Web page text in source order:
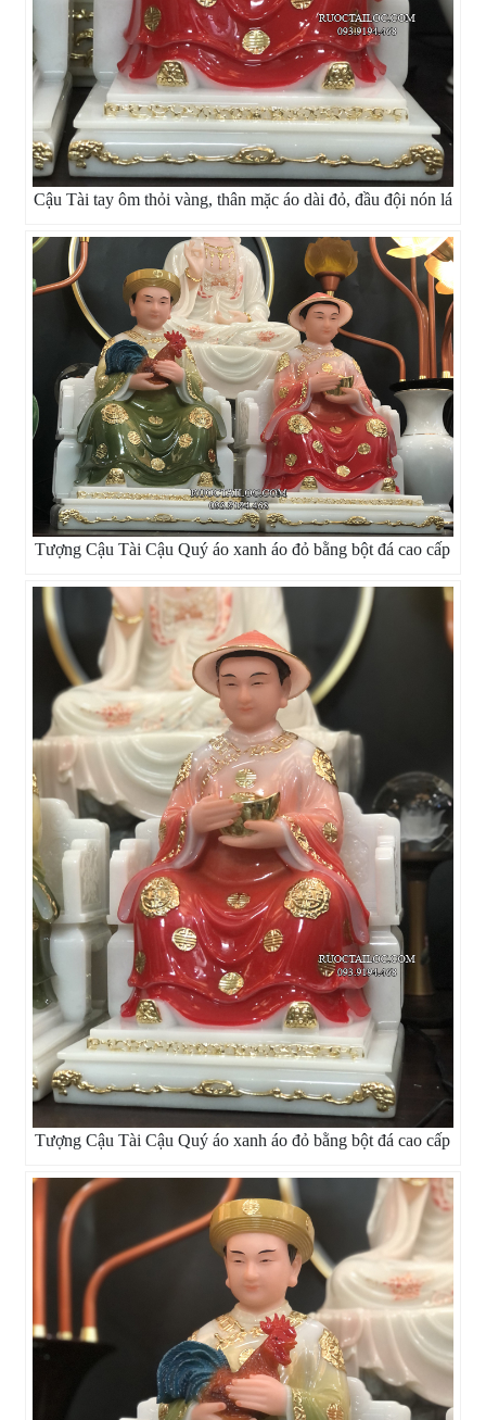
Cậu Tài tay ôm thỏi vàng, thân mặc áo dài đỏ, đầu đội nón lá
Tượng Cậu Tài Cậu Quý áo xanh áo đỏ bằng bột đá cao cấp
Tượng Cậu Tài Cậu Quý áo xanh áo đỏ bằng bột đá cao cấp